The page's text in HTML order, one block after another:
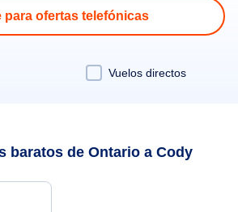
para ofertas telefónicas
Vuelos directos
baratos de Ontario a Cody